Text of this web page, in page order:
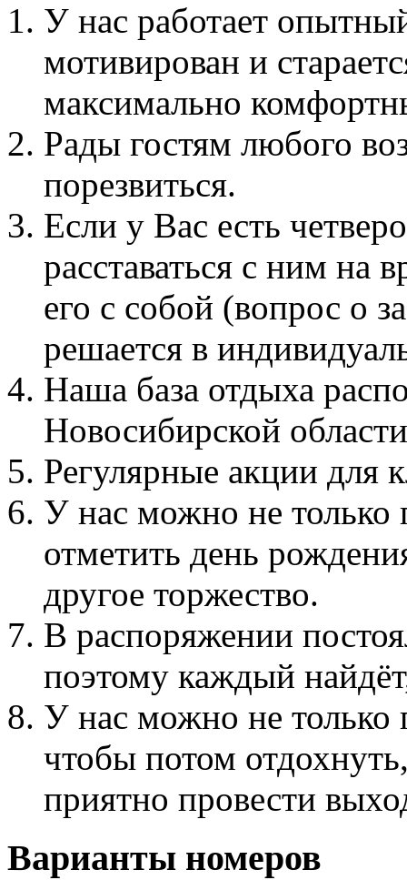
У нас работает
мотивирован и
максимально
Рады гостям любого
порезвиться.
Если у Вас есть
расставаться с ним на
его с собой (вопрос о
решается в
Наша база отдыха
Новосибирской
Регулярные акции для
У нас можно не только
отметить день
другое торжество.
В распоряжении
поэтому каждый
У нас можно не только
чтобы потом
приятно провести
Варианты номеров